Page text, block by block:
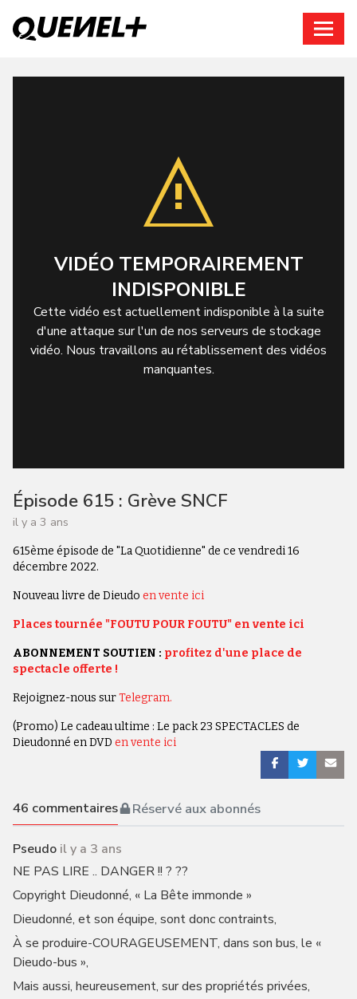
VIDÉO TEMPORAIREMENT
INDISPONIBLE
Cette vidéo est actuellement indisponible à la suite
d'une attaque sur l'un de nos serveurs de stockage
vidéo. Nous travaillons au rétablissement des vidéos
manquantes.
Épisode 615 : Grève SNCF
il y a 3 ans
615ème épisode de "La Quotidienne" de ce vendredi 16
décembre 2022.
Nouveau livre de Dieudo en vente ici
Places tournée "FOUTU POUR FOUTU" en vente ici
ABONNEMENT SOUTIEN : profitez d'une place de
spectacle offerte !
Rejoignez-nous surTelegram.
(Promo) Le cadeau ultime : Le pack 23 SPECTACLES de
Dieudonné en DVD en vente ici
46 commentaires Réservé aux abonnés
Pseudo il y a 3 ans
NE PAS LIRE .. DANGER !! ? ??
Copyright Dieudonné, « La Bête immonde »
Dieudonné, et son équipe, sont donc contraints,
À se produire-COURAGEUSEMENT, dans son bus, le «
Dieudo-bus »,
Mais aussi, heureusement, sur des propriétés privées,